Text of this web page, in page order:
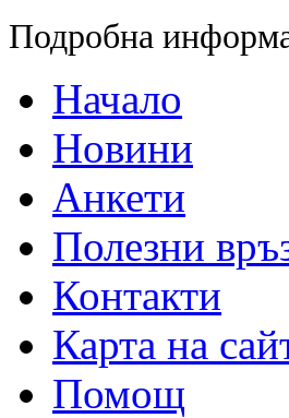
Подробна
Начало
Новини
Анкети
Полезни
Контакти
Карта на
Помощ